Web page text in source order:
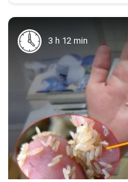
3 h 12 min